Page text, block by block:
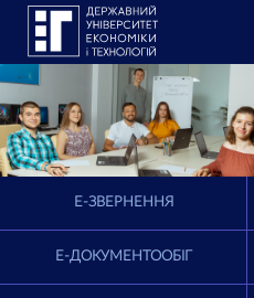
E-ЗВЕРНЕННЯ
Е-ДОКУМЕНТООБІГ